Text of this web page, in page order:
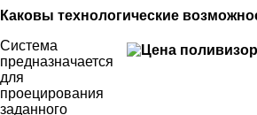
Каковы технологические
Система
предназначается
для
проецирования
заданного